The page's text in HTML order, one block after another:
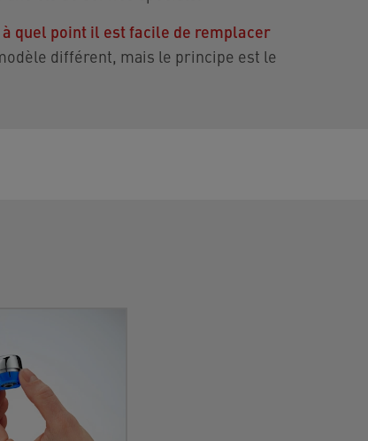
quel point il est facile de remplacer
différent, mais le principe est le